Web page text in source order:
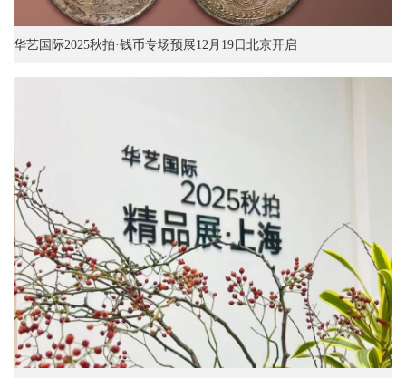
华艺国际2025秋拍·钱币专场预展12月19日北京开启